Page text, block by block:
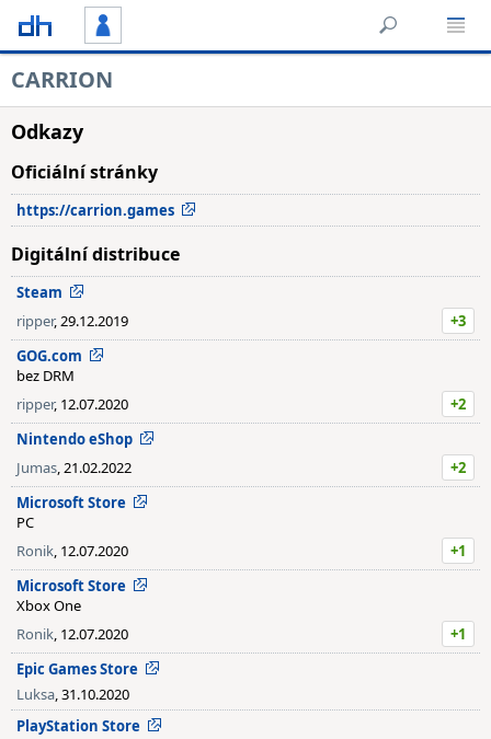
CARRION
Odkazy
Oficiální stránky
https://carrion.games
Digitální distribuce
Steam
ripper, 29.12.2019
+3
GOG.com
bez DRM
ripper, 12.07.2020
+2
Nintendo eShop
Jumas, 21.02.2022
+2
Microsoft Store
PC
Ronik, 12.07.2020
+1
Microsoft Store
Xbox One
Ronik, 12.07.2020
+1
Epic Games Store
Luksa, 31.10.2020
PlayStation Store